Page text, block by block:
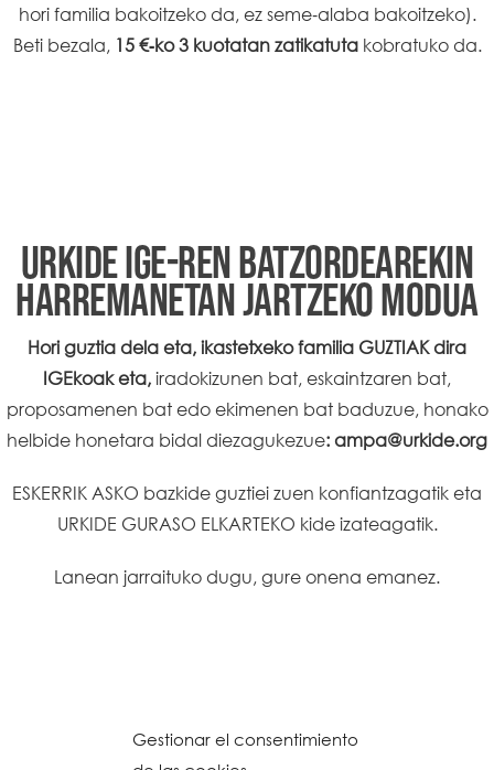
Gestionar el consentimiento
hori familia bakoitzeko da, ez seme‑alaba bakoitzeko).
Beti bezala, 15 €‑ko 3 kuotatan zatikatutakobratuko da.
URKIDE IGE-REN BATZORDEAREKIN
HARREMANETAN JARTZEKO MODUA
Hori guztia dela eta, ikastetxeko familia GUZTIAK dira
IGEkoak eta,iradokizunen bat, eskaintzaren bat,
proposamenen bat edo ekimenen bat baduzue, honako
helbide honetara bidal diezagukezue:ampa@urkide.org
ESKERRIK ASKO bazkide guztiei zuen konfiantzagatik eta
URKIDE GURASO ELKARTEKO kide izateagatik.
Lanean jarraituko dugu, gure onena emanez.